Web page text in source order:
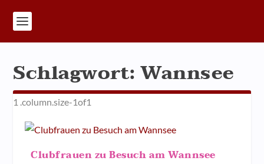
Schlagwort:Wannsee
Clubfrauen zu Besuch am Wannsee